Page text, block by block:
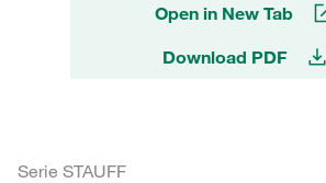
Open in New Tab
Download PDF
Serie STAUFF